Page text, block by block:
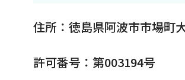
住所：徳島県阿波市市場町
許可番号：第003194号